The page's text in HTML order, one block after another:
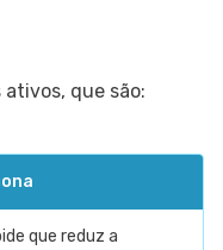
que são:
que reduz a